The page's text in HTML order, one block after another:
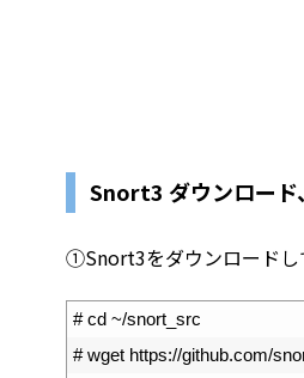
Snort3 ダウンロード
①Snort3をダウンロードし
# cd ~/snort_src
# wget https://github.com/